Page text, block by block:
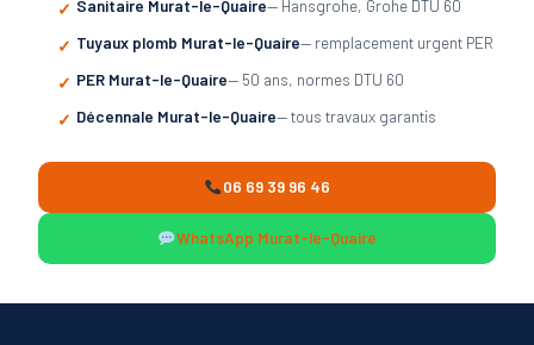
Sanitaire Murat-le-Quaire— Hansgrohe, Grohe DTU 60
Tuyaux plomb Murat-le-Quaire— remplacement urgent PER
PER Murat-le-Quaire— 50 ans, normes DTU 60
Décennale Murat-le-Quaire— tous travaux garantis
06 69 39 96 46
WhatsApp Murat-le-Quaire